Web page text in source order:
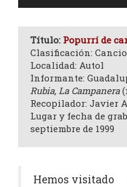
Título: Popurrí de
Clasificación:
Localidad: Autol
Informante:
Rubia, La Campanera
Recopilador: Javier
Lugar y fecha de
septiembre de 1999
Hemos visitado